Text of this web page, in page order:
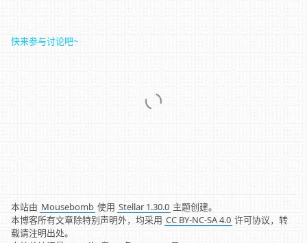
快来参与讨论吧~
本站由 Mousebomb 使用 Stellar 1.30.0 主题创建。
本博客所有文章除特别声明外，均采用 CC BY-NC-SA 4.0 许可协议，转
载请注明出处。